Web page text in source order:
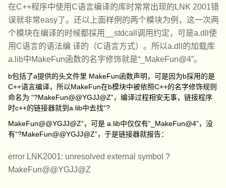
在C++程序中使用C语言编译的库时常常出现的LNK 2001错
误就非常easy了。还以上面样例的两个模块为例，这一次两
个模块在编译的时候都採用__stdcall调用约定，可是a.dll使
用C语言的语法编 译的（C语言方式）。所以a.dll的加载库
a.lib中MakeFun函数的名字修饰就是“_MakeFun@4”。
b包括了a提供的头文件里 MakeFun函数声明，可是因为b採用的是
C++语言编译，所以MakeFun在b模块中被依照C++的名字修饰规则
命名为 “?MakeFun@@YGJJ@Z”，编译过程相安无事，链接程序
时c++的链接器就到a.lib中去找“?
MakeFun@@YGJJ@Z”，可是 a.lib中仅仅有“_MakeFun@4”，没
有“?MakeFun@@YGJJ@Z”，于是链接器就报告：
error LNK2001: unresolved external symbol ?
MakeFun@@YGJJ@Z